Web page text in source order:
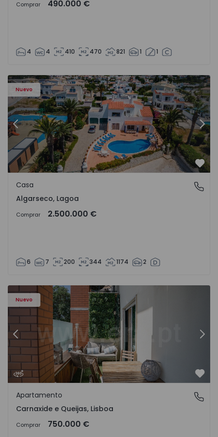
Comprar 490.000 €
4 4 410 470 821 1 1
Nuevo
Casa T6 Lagoa, Algarseco - 1523918 - 51
Anterior
Algarseco, Lagoa
Casa
Algarseco, Lagoa
Comprar 2.500.000 €
6 7 200 344 1174 2
Nuevo
- 20
Apartamento T3 Oeiras, Carnaxide e Queijas - 1524029 - 1
Anterior
Carnaxide e Queijas, Lisboa
Apartamento
Carnaxide e Queijas, Lisboa
Comprar 750.000 €